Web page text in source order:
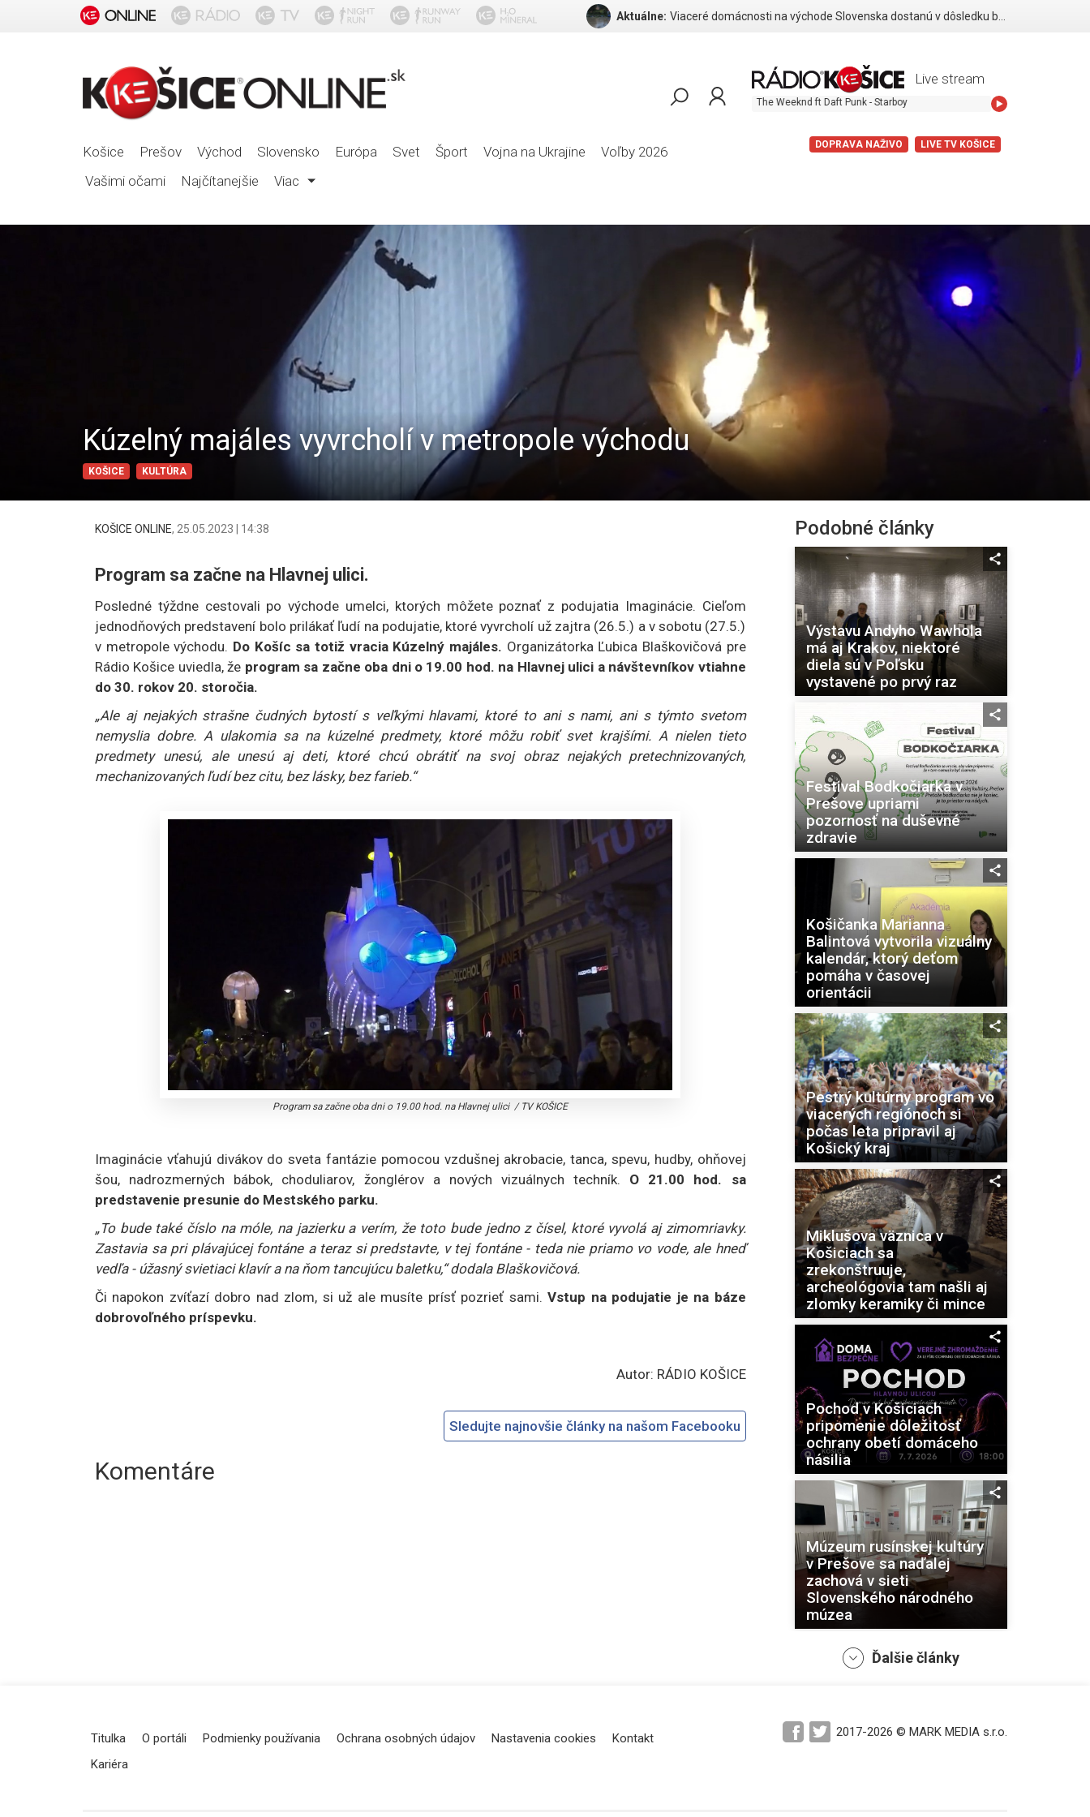
Aktuálne:
Košice Prešov Východ Slovensko Európa Svet Šport Vojna na Ukrajine
Voľby 2026
Vašimi očami
Najčítanejšie Viac
Live stream
The Weeknd ft Daft Punk - Starboy
DOPRAVA NAŽIVO LIVE TV KOŠICE
Kúzelný majáles vyvrcholí v metropole východu
KOŠICE KULTÚRA
KOŠICE ONLINE, 25.05.2023 | 14:38
Program sa začne na Hlavnej ulici.
Posledné týždne cestovali po východe umelci, ktorých môžete poznať z podujatia Imaginácie. Cieľom
jednodňových predstavení bolo prilákať ľudí na podujatie, ktoré vyvrcholí už zajtra (26.5.) a v sobotu (27.5.)
v metropole východu. Do Košíc sa totiž vracia Kúzelný majáles. Organizátorka Ľubica Blaškovičová pre
Rádio Košice uviedla, že program sa začne oba dni o 19.00 hod. na Hlavnej ulici a návštevníkov vtiahne
do 30. rokov 20. storočia.
„Ale aj nejakých strašne čudných bytostí s veľkými hlavami, ktoré to ani s nami, ani s týmto svetom
nemyslia dobre. A ulakomia sa na kúzelné predmety, ktoré môžu robiť svet krajšími. A nielen tieto
predmety unesú, ale unesú aj deti, ktoré chcú obrátiť na svoj obraz nejakých pretechnizovaných,
mechanizovaných ľudí bez citu, bez lásky, bez farieb.“
Program sa začne oba dni o 19.00 hod. na Hlavnej ulici / TV KOŠICE
Imaginácie vťahujú divákov do sveta fantázie pomocou vzdušnej akrobacie, tanca, spevu, hudby, ohňovej
šou, nadrozmerných bábok, choduliarov, žonglérov a nových vizuálnych techník. O 21.00 hod. sa
predstavenie presunie do Mestského parku.
„To bude také číslo na móle, na jazierku a verím, že toto bude jedno z čísel, ktoré vyvolá aj zimomriavky.
Zastavia sa pri plávajúcej fontáne a teraz si predstavte, v tej fontáne - teda nie priamo vo vode, ale hneď
vedľa - úžasný svietiaci klavír a na ňom tancujúcu baletku,“ dodala Blaškovičová.
Či napokon zvíťazí dobro nad zlom, si už ale musíte prísť pozrieť sami.Vstup na podujatie je na báze
dobrovoľného príspevku.
Autor: RÁDIO KOŠICE
Sledujte najnovšie články na našom Facebooku
Komentáre
Podobné články
Výstavu Andyho Wawhola
má aj Krakov, niektoré
diela sú v Poľsku
vystavené po prvý raz
Festival Bodkočiarka v
Prešove upriami
pozornosť na duševné
zdravie
Košičanka Marianna
Balintová vytvorila vizuálny
kalendár, ktorý deťom
pomáha v časovej
orientácii
Pestrý kultúrny program vo
viacerých regiónoch si
počas leta pripravil aj
Košický kraj
Miklušova väznica v
Košiciach sa
zrekonštruuje,
archeológovia tam našli aj
zlomky keramiky či mince
Pochod v Košiciach
pripomenie dôležitosť
ochrany obetí domáceho
násilia
Múzeum rusínskej kultúry
v Prešove sa naďalej
zachová v sieti
Slovenského národného
múzea
Krajskí prešovskí poslanci
schválili zriadenie
Ďalšie články
Titulka O portáli Podmienky používania Ochrana osobných údajov Nastavenia cookies
Kontakt
Kariéra
2017-2026 © MARK MEDIA s.r.o.